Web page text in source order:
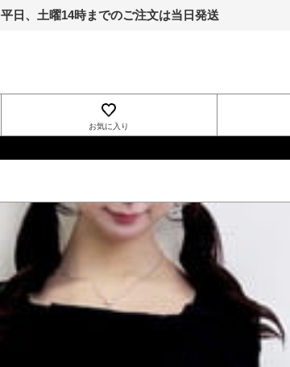
平日、土曜14時までのご注文は当日発送
お気に入り